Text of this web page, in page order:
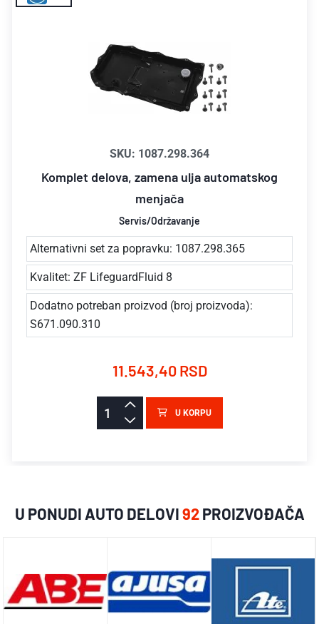
SKU: 1087.298.364
Komplet delova, zamena ulja automatskog
menjača
Servis/Održavanje
Alternativni set za popravku: 1087.298.365
Kvalitet: ZF LifeguardFluid 8
Dodatno potreban proizvod (broj proizvoda):
S671.090.310
11.543,40 RSD
U KORPU
U PONUDI AUTO DELOVI92PROIZVOĐAČA